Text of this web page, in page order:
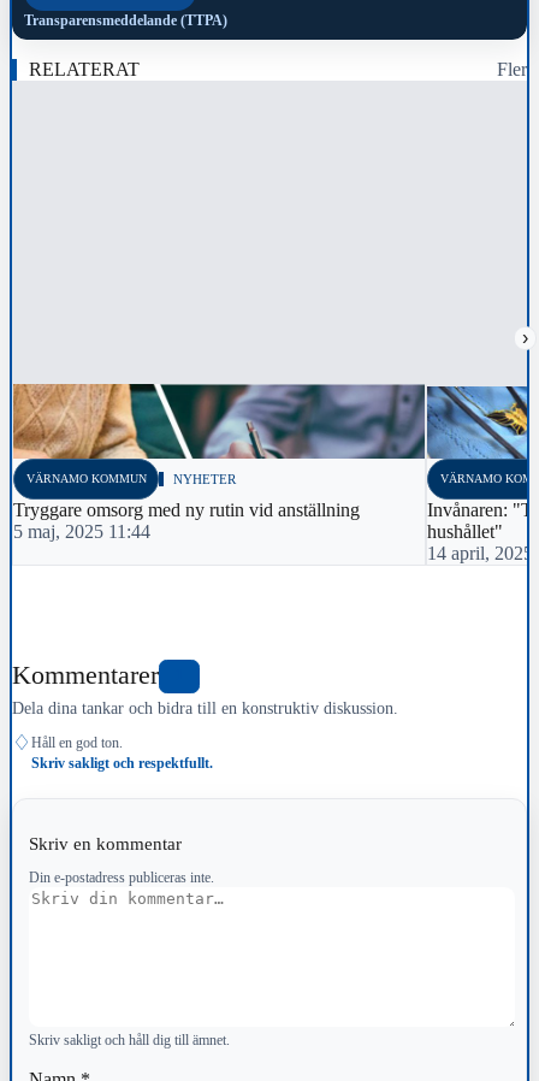
Transparensmeddelande (TTPA)
RELATERAT Fler
›
VÄRNAMO KOMMUN NYHETER
Tryggare omsorg med ny rutin vid anställning
5 maj, 2025 11:44
VÄRNAMO
Invånaren:
hushållet"
14 april, 2025
Kommentarer
Dela dina tankar och bidra till en konstruktiv diskussion.
♢ Håll en god ton.
Skriv sakligt och respektfullt.
Skriv en kommentar
Din e-postadress publiceras inte.
Kommentar
Skriv sakligt och håll dig till ämnet.